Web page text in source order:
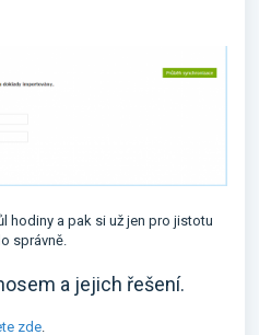
hodiny a pak si už jen pro jistotu
správně.
a jejich řešení.
zde